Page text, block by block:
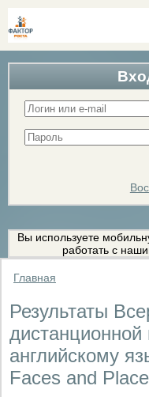
Вы используете
работать с
Главная
Результаты
английскому
Faces and